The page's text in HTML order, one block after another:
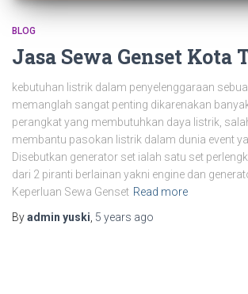
BLOG
Jasa Sewa Genset Kota
kebutuhan listrik dalam penyelenggaraan
memanglah sangat penting dikarenakan
perangkat yang membutuhkan daya listrik,
membantu pasokan listrik dalam dunia event
Disebutkan generator set ialah satu set
dari 2 piranti berlainan yakni engine dan
Keperluan Sewa Genset Read more
Byadmin yuski 5 years ago